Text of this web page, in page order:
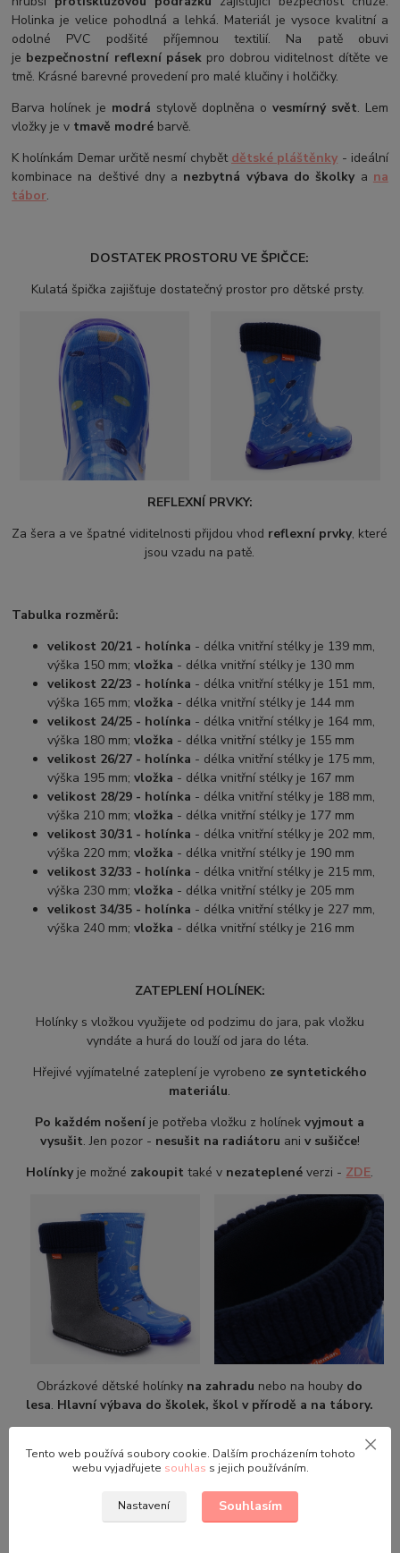
Holinka je velice pohodlná a lehká. Materiál je vysoce kvalitní a
odolné PVC podšité příjemnou textilií. Na patě obuvi
je bezpečnostní reflexní pásekpro dobrou viditelnost dítěte ve
tmě. Krásné barevné provedení pro malé klučiny i holčičky.
Barva holínek je modrá stylově doplněna o vesmírný svět. Lem
vložky je v tmavě modré barvě.
K holínkám Demar určitě nesmí chybět dětské pláštěnky - ideální
kombinace na deštivé dny a nezbytná výbava do školkya na
tábor.
DOSTATEK PROSTORU VE ŠPIČCE:
Kulatá špička zajišťuje dostatečný prostor pro dětské prsty.
REFLEXNÍ PRVKY:
Za šera a ve špatné viditelnosti přijdou vhod reflexní prvky, které
jsou vzadu na patě.
Tabulka rozměrů:
velikost 20/21 - holínka - délka vnitřní stélky je 139 mm,
výška 150 mm;vložka - délka vnitřní stélky je 130 mm
velikost 22/23 - holínka - délka vnitřní stélky je 151 mm,
výška 165 mm;vložka - délka vnitřní stélky je 144 mm
velikost 24/25 - holínka - délka vnitřní stélky je 164 mm,
výška 180 mm;vložka - délka vnitřní stélky je 155 mm
velikost 26/27 - holínka - délka vnitřní stélky je 175 mm,
výška 195 mm;vložka - délka vnitřní stélky je 167 mm
velikost 28/29 - holínka - délka vnitřní stélky je 188 mm,
výška 210 mm;vložka - délka vnitřní stélky je 177 mm
velikost 30/31 - holínka - délka vnitřní stélky je 202 mm,
výška 220 mm;vložka - délka vnitřní stélky je 190 mm
velikost 32/33 - holínka - délka vnitřní stélky je 215 mm,
výška 230 mm;vložka - délka vnitřní stélky je 205 mm
velikost 34/35 - holínka - délka vnitřní stélky je 227 mm,
výška 240 mm;vložka - délka vnitřní stélky je 216 mm
ZATEPLENÍ HOLÍNEK:
Holínky s vložkou využijete od podzimu do jara, pak vložku
vyndáte a hurá do louží od jara do léta.
Hřejivé vyjímatelné zateplení je vyrobeno ze syntetického
materiálu.
Po každém nošení je potřeba vložku z holínekvyjmout a
vysušit. Jen pozor - nesušit na radiátoru ani v sušičce!
Holínkyje možné zakoupit také v nezateplené verzi - ZDE.
Obrázkové dětské holínky na zahradu nebo na houby do
lesa. Hlavní výbava do školek, škol v přírodě a na tábory.
zajišťuje, že ani při tom největším lijáku
a blátě,nebudou holínky klouzat.
Tento web používá soubory cookie. Dalším procházením tohoto
webu vyjadřujete souhlas s jejich používáním.
Nastavení Souhlasím